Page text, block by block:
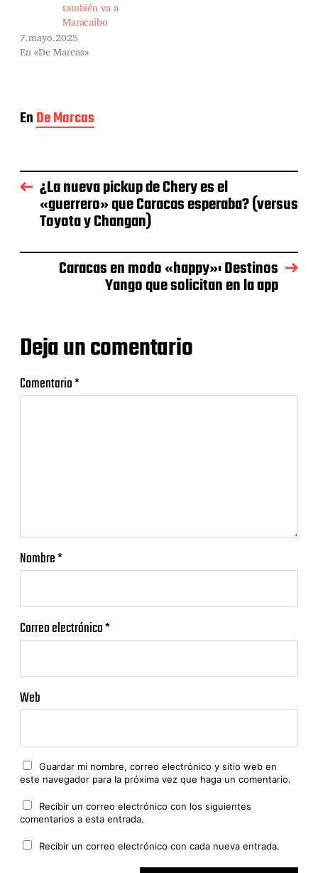
también va a
Maracaibo
7.mayo.2025
En «De Marcas»
EnDe Marcas
¿La nueva pickup de Chery es el
«guerrero» que Caracas esperaba? (versus
Toyota y Changan)
Caracas en modo «happy»: Destinos
Yango que solicitan en la app
Deja un comentario
Comentario*
Nombre*
Correo electrónico*
Web
Guardar mi nombre, correo electrónico y sitio web en
este navegador para la próxima vez que haga un comentario.
Recibir un correo electrónico con los siguientes
comentarios a esta entrada.
Recibir un correo electrónico con cada nueva entrada.